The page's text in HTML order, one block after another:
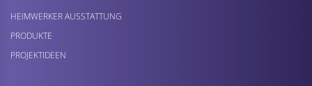
HEIMWERKER AUSSTATTUNG
PRODUKTE
PROJEKTIDEEN